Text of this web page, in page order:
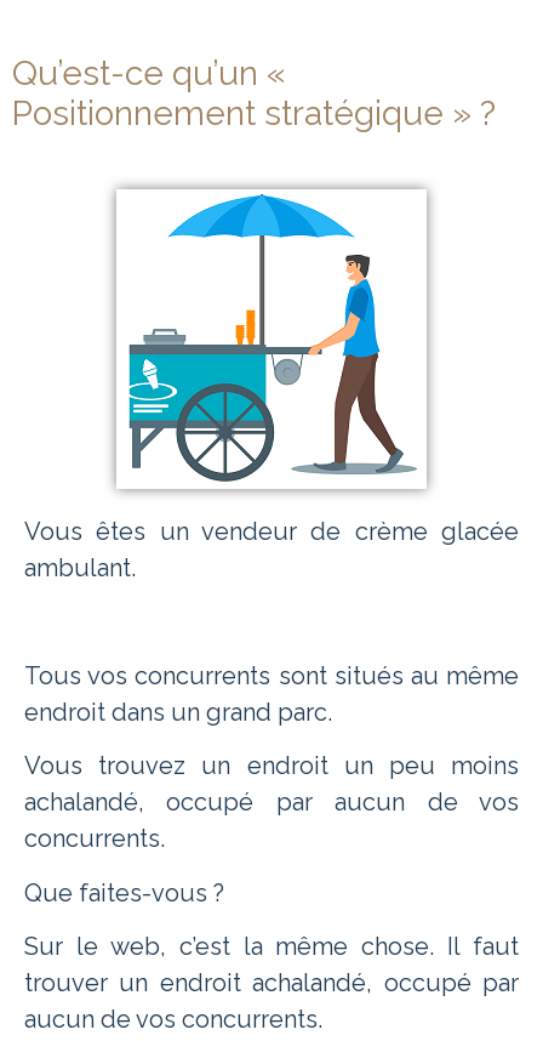
Qu’est-ce qu’un «
Positionnement stratégique » ?
Vous êtes un vendeur de crème glacée
ambulant.
Tous vos concurrents sont situés au même
endroit dans un grand parc.
Vous trouvez un endroit un peu moins
achalandé, occupé par aucun de vos
concurrents.
Que faites-vous ?
Sur le web, c’est la même chose. Il faut
trouver un endroit achalandé, occupé par
aucun de vos concurrents.